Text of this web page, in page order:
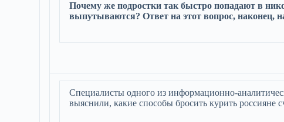
Почему же подростки так быстро попадают в
выпутываются? Ответ на этот вопрос, наконец,
Специалисты одного из информационно-
выяснили, какие способы бросить курить россияне